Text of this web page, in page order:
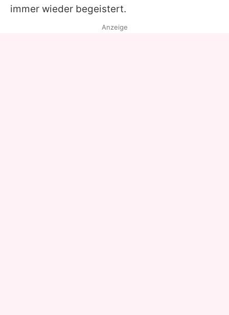
immer wieder begeistert.
Anzeige